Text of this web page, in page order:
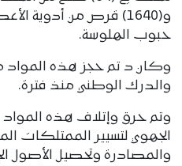
و(1640) قرص من أدوية
حبوب الهلوسة.
وكان د تم حجز هذه
والدرك الوطني منذ فترة.
وتم حرق وإتلاف هذه
الجهوي لتسيير الممتلكات
والمصادرة وتحصيل الأصول